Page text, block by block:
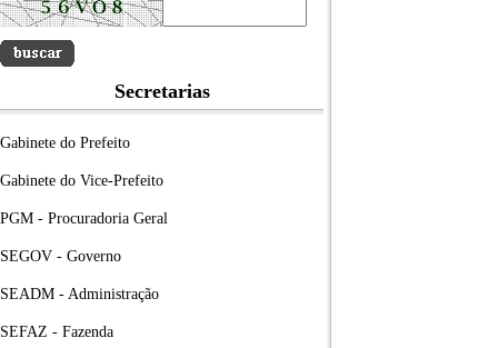
Secretarias
Gabinete do Prefeito
Gabinete do Vice-Prefeito
PGM - Procuradoria Geral
SEGOV - Governo
SEADM - Administração
SEFAZ - Fazenda